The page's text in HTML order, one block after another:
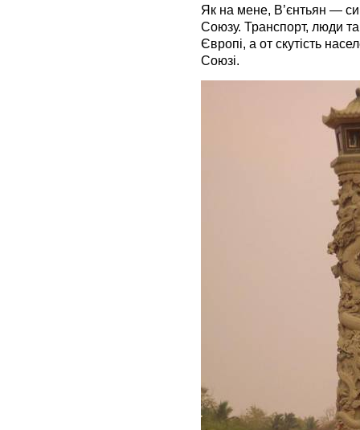
Як на мене, В’єнтьян —
Союзу. Транспорт, люди та
Європі, а от скутість
Союзі.